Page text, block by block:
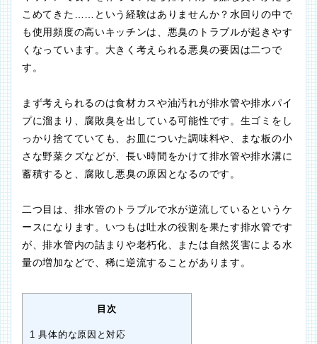
こめてきた……という経験はありませんか？水回りの中で
も使用頻度の高いキッチンは、悪臭のトラブルが起きやす
くなっています。大きく考えられる悪臭の要因は二つで
す。
まず考えられるのは食材カスや油汚れが排水管や排水パイ
プに溜まり、腐敗臭を出している可能性です。生ゴミをし
っかり捨てていても、お皿についた調味料や、まな板の小
さな野菜クズなどが、長い時間をかけて排水管や排水溝に
蓄積すると、腐敗し悪臭の原因となるのです。
二つ目は、排水管のトラブルで水が逆流しているというケ
ースになります。いつもは吐水の役割を果たす排水管です
が、排水管内の詰まりや老朽化、または自然災害による水
量の増加などで、稀に逆流することがあります。
目次
1 具体的な原因と対応